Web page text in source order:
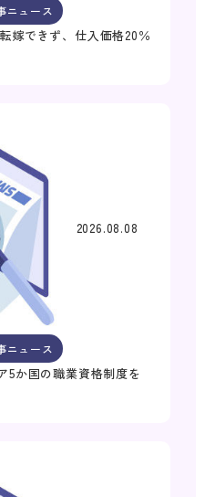
ニュース
嫁できず、仕入価格20％
2026.08.08
ニュース
5か国の職業資格制度を